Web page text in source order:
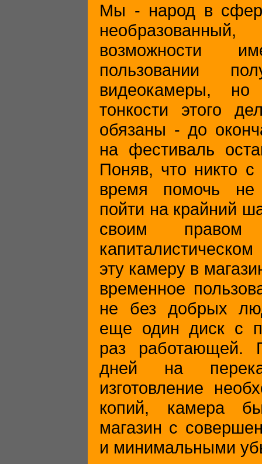
Мы - народ в
возможности
пользовании
видеокамеры,
тонкости этого
обязаны - до
на фестиваль
Поняв, что никто с
время помочь не
пойти на крайний
своим правом
эту камеру в
временное
не без добрых
еще один диск с
раз работающей.
дней на
изготовление
копий, камера
магазин с
и минимальными